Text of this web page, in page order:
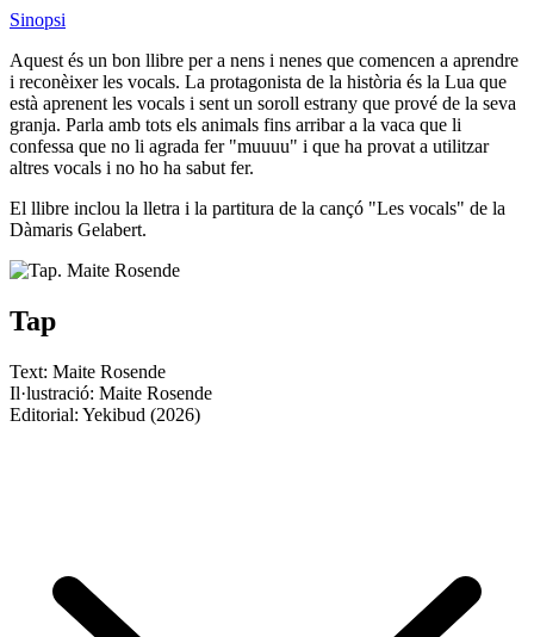
Sinopsi
Aquest és un bon llibre per a nens i nenes que comencen a aprendre
i reconèixer les vocals. La protagonista de la història és la Lua que
està aprenent les vocals i sent un soroll estrany que prové de la seva
granja. Parla amb tots els animals fins arribar a la vaca que li
confessa que no li agrada fer "muuuu" i que ha provat a utilitzar
altres vocals i no ho ha sabut fer.
El llibre inclou la lletra i la partitura de la cançó "Les vocals" de la
Dàmaris Gelabert.
Tap
Text: Maite Rosende
Il·lustració: Maite Rosende
Editorial: Yekibud (2026)